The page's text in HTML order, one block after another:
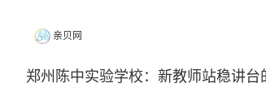
亲贝网
郑州陈中实验学校：新教师站稳讲台